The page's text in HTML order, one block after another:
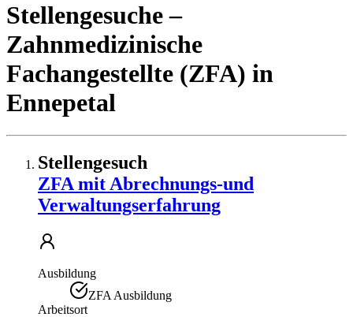
Stellengesuche–
Zahnmedizinische
Fachangestellte (ZFA) in
Ennepetal
Stellengesuch
ZFA mit Abrechnungs-und
Verwaltungserfahrung
Ausbildung
ZFA Ausbildung
Arbeitsort